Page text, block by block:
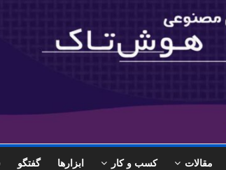
مقالات کسب و کار ابزارها گفتگو